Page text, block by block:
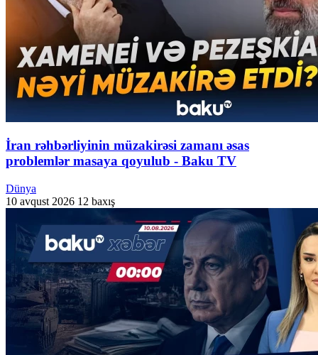
İran rəhbərliyinin müzakirəsi zamanı əsas
problemlər masaya qoyulub - Baku TV
Dünya
10 avqust 2026 12 baxış